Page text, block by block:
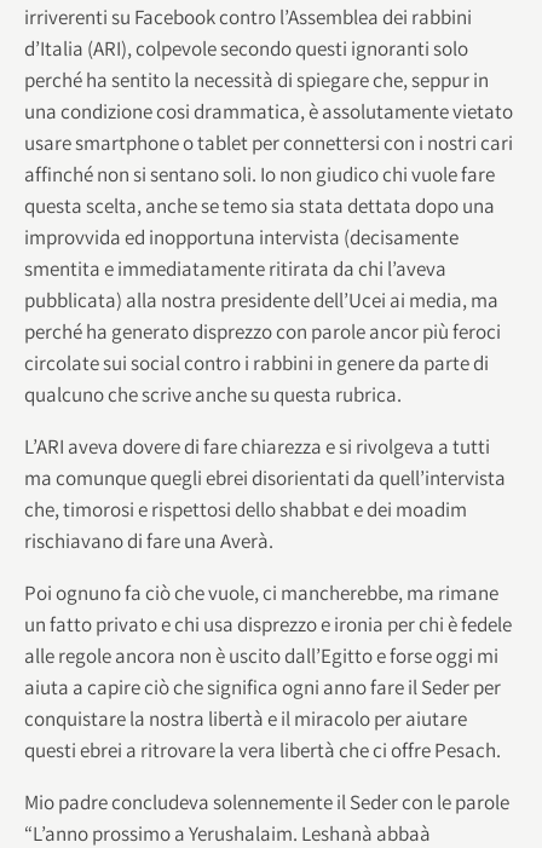
irriverenti su Facebook contro l’Assemblea dei rabbini
d’Italia (ARI), colpevole secondo questi ignoranti solo
perché ha sentito la necessità di spiegare che, seppur in
una condizione cosi drammatica, è assolutamente vietato
usare smartphone o tablet per connettersi con i nostri cari
affinché non si sentano soli. Io non giudico chi vuole fare
questa scelta, anche se temo sia stata dettata dopo una
improvvida ed inopportuna intervista (decisamente
smentita e immediatamente ritirata da chi l’aveva
pubblicata) alla nostra presidente dell’Ucei ai media, ma
perché ha generato disprezzo con parole ancor più feroci
circolate sui social contro i rabbini in genere da parte di
qualcuno che scrive anche su questa rubrica.
L’ARI aveva dovere di fare chiarezza e si rivolgeva a tutti
ma comunque quegli ebrei disorientati da quell’intervista
che, timorosi e rispettosi dello shabbat e dei moadim
rischiavano di fare una Averà.
Poi ognuno fa ciò che vuole, ci mancherebbe, ma rimane
un fatto privato e chi usa disprezzo e ironia per chi è fedele
alle regole ancora non è uscito dall’Egitto e forse oggi mi
aiuta a capire ciò che significa ogni anno fare il Seder per
conquistare la nostra libertà e il miracolo per aiutare
questi ebrei a ritrovare la vera libertà che ci offre Pesach.
Mio padre concludeva solennemente il Seder con le parole
“L’anno prossimo a Yerushalaim. Leshanà abbaà